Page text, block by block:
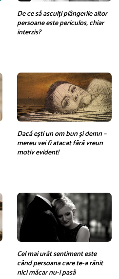
De ce să asculți plângerile altor
persoane este periculos, chiar
interzis?
Dacă ești un om bun și demn –
mereu vei fi atacat fără vreun
motiv evident!
Cel mai urât sentiment este
când persoana care te-a rănit
nici măcar nu-i pasă